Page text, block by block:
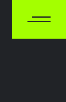
MENU